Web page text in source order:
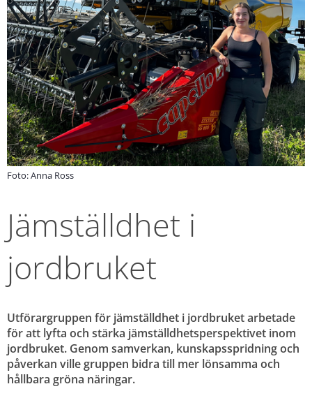
Foto: Anna Ross
Jämställdhet i
jordbruket
Utförargruppen för jämställdhet i jordbruket arbetade
för att lyfta och stärka jämställdhetsperspektivet inom
jordbruket. Genom samverkan, kunskapsspridning och
påverkan ville gruppen bidra till mer lönsamma och
hållbara gröna näringar.